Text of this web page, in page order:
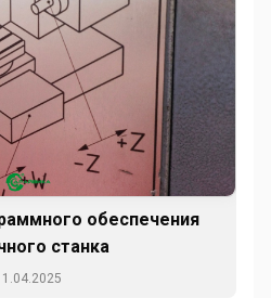
обеспечения
станка